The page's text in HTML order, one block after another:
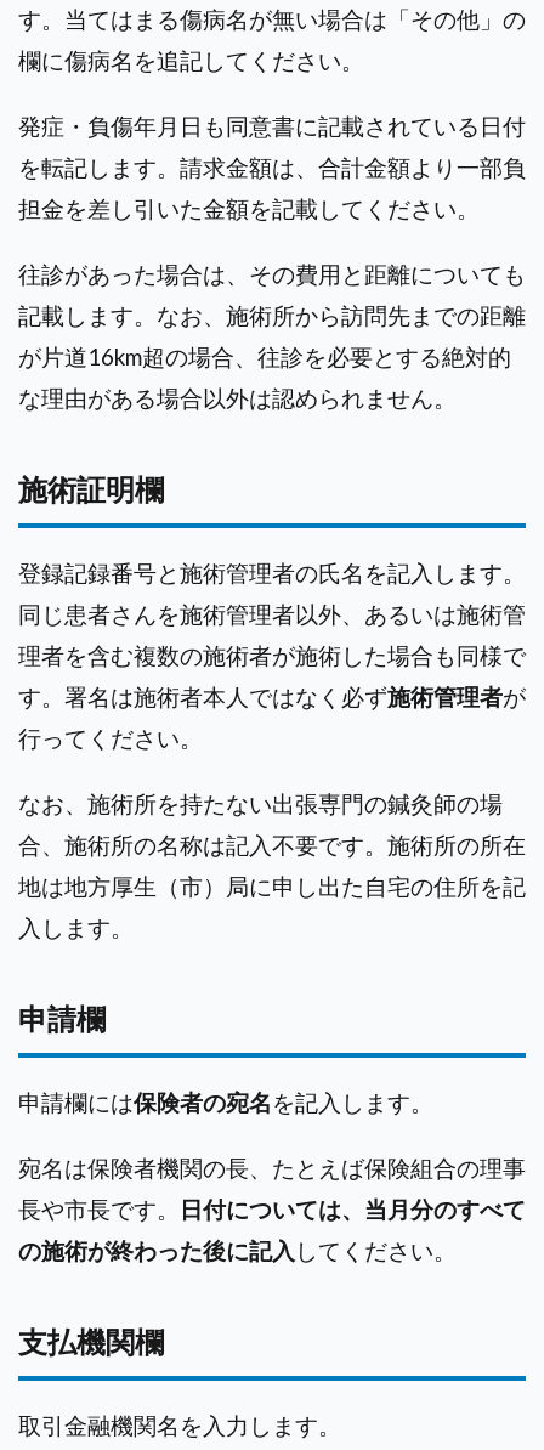
す。当てはまる傷病名が無い場合は「その他」の
欄に傷病名を追記してください。
発症・負傷年月日も同意書に記載されている日付
を転記します。請求金額は、合計金額より一部負
担金を差し引いた金額を記載してください。
往診があった場合は、その費用と距離についても
記載します。なお、施術所から訪問先までの距離
が片道16km超の場合、往診を必要とする絶対的
な理由がある場合以外は認められません。
施術証明欄
登録記録番号と施術管理者の氏名を記入します。
同じ患者さんを施術管理者以外、あるいは施術管
理者を含む複数の施術者が施術した場合も同様で
す。署名は施術者本人ではなく必ず施術管理者が
行ってください。
なお、施術所を持たない出張専門の鍼灸師の場
合、施術所の名称は記入不要です。施術所の所在
地は地方厚生（市）局に申し出た自宅の住所を記
入します。
申請欄
申請欄には保険者の宛名を記入します。
宛名は保険者機関の長、たとえば保険組合の理事
長や市長です。
日付については、当月分のすべて
の施術が終わった後に記入 してください。
支払機関欄
取引金融機関名を入力します。